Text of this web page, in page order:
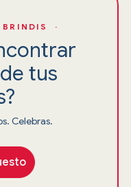
BRINDIS ·
tus
Celebras.